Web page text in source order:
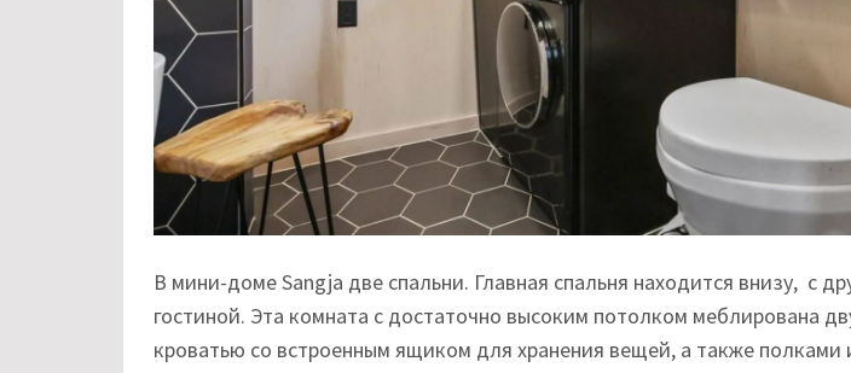
В мини-доме Sangja две спальни. Главная спальня находится внизу, с
гостиной. Эта комната с достаточно высоким потолком меблирована
кроватью со встроенным ящиком для хранения вещей, а также полками